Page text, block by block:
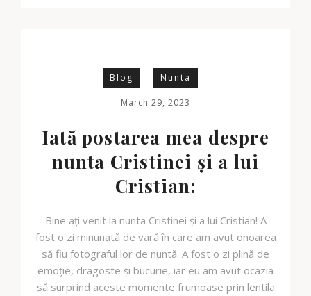
Blog Nunta
March 29, 2023
Iată postarea mea despre
nunta Cristinei și a lui
Cristian:
Bine ați venit la nunta Cristinei și a lui Cristian! A
fost o zi minunată de vară în care am avut onoarea
să fiu fotograful lor de nuntă. A fost o zi plină de
emoție, dragoste și bucurie, iar eu am avut ocazia
să surprind aceste momente frumoase prin lentila